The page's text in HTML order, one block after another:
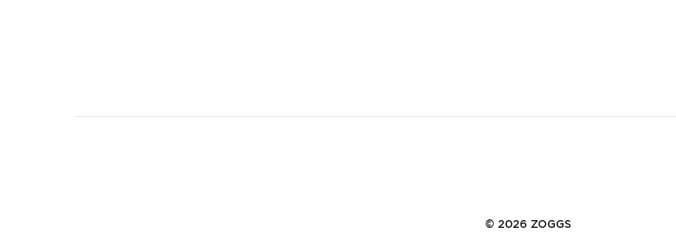
© 2026 ZOGGS